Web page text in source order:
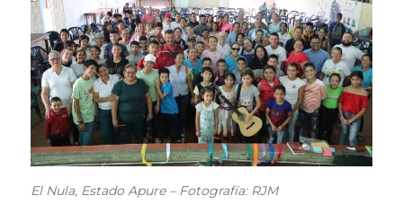
El Nula, Estado Apure – Fotografía: RJM